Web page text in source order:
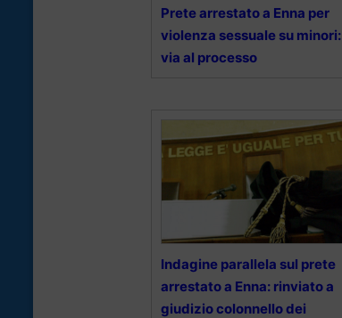
Prete arrestato a Enna per
violenza sessuale su minori:
via al processo
Indagine parallela sul prete
arrestato a Enna: rinviato a
giudizio colonnello dei